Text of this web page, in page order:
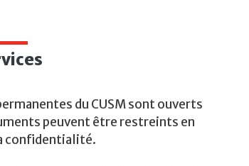
du CUSM sont ouverts
peuvent être restreints en
confidentialité.